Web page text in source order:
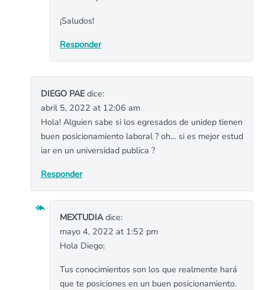
¡Saludos!
Responder
DIEGO PAEdice:
abril 5, 2022 at 12:06 am
Hola! Alguien sabe si los egresados de unidep tienen
buen posicionamiento laboral ? oh… si es mejor estud
iar en un universidad publica ?
Responder
MEXTUDIAdice:
mayo 4, 2022 at 1:52 pm
Hola Diego:
Tus conocimientos son los que realmente hará
que te posiciones en un buen posicionamiento.